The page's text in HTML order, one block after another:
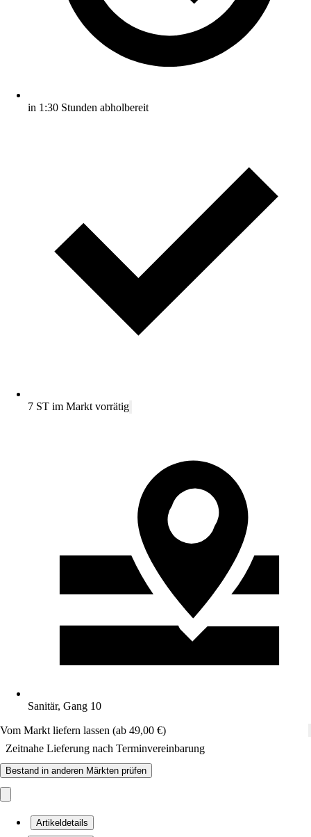
in 1:30 Stunden abholbereit
7 ST im Markt vorrätig
Sanitär, Gang 10
Vom Markt liefern lassen (ab 49,00 €)
Zeitnahe Lieferung nach Terminvereinbarung
Bestand in anderen Märkten prüfen
Artikeldetails